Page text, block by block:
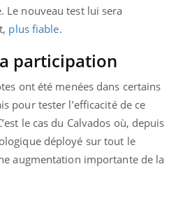
Le nouveau test lui sera
plus fiable.
participation
ont été menées dans certains
pour tester l’efficacité de ce
le cas du Calvados où, depuis
déployé sur tout le
augmentation importante de la